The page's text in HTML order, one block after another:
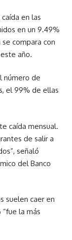
en las
en un 9.49%
compara con
año.
número de
el 99% de ellas
caída mensual.
de salir a
señaló
del Banco
suelen caer en
la más